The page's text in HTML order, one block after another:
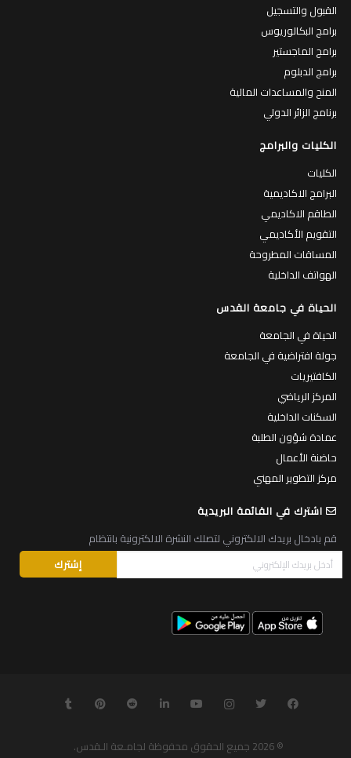
القبول والتسجيل
برامج البكالوريوس
برامج الماجستير
برامج الدبلوم
المنح والمساعدات المالية
برنامج الزائر الدولي
الكليات والبرامج
الكليات
البرامج الاكاديمية
الطاقم الاكاديمي
التقويم الأكاديمي
المساقات المطروحة
الهواتف الداخلية
الحياة في جامعة القدس
الحياة في الجامعة
جولة افتراضية في الجامعة
الكافتيريات
المركز الرياضي
السكنات الداخلية
عمادة شؤون الطلبة
حاضنة الأعمال
مركز التطوير المهني
اشترك في القائمة البريدية
قم بادخال بريدك الالكتروني لتصلك النشرة الالكترونية بانتظام
© 2026 جميع الحقوق محفوظة لجامـعة الـقدس.